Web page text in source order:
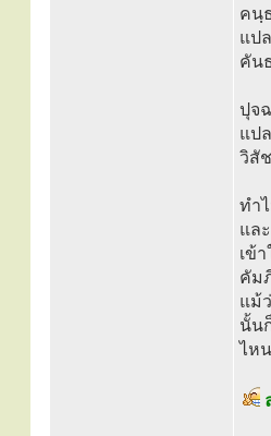
คนฺ
แป
คัน
ปุจ
แป
วิสั
ทำ
แล
เข้
คัม
แม้
นั้น
ไห